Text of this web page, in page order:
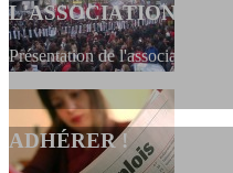
L'ASSOCIATION
Présentation de l'association et
ADHÉRER !